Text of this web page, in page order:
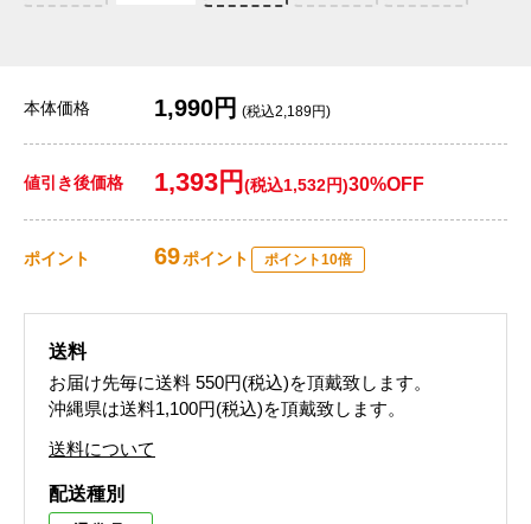
本体価格 1,990円 (税込2,189円)
値引き後価格 1,393円 (税込1,532円)30%OFF
ポイント 69ポイント ポイント10倍
送料
お届け先毎に送料 550円(税込)を頂戴致します。
沖縄県は送料1,100円(税込)を頂戴致します。
送料について
配送種別